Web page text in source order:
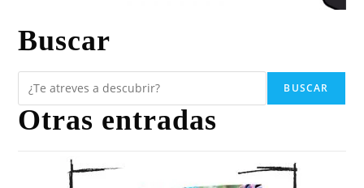
Buscar
BUSCAR
Otras entradas